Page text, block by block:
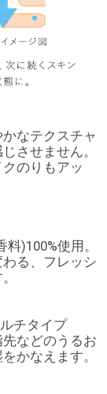
なテクスチャ
させません。
のりもアッ
)100%使用。
る、フレッシ
チタイプ
などのうるお
かなえます。